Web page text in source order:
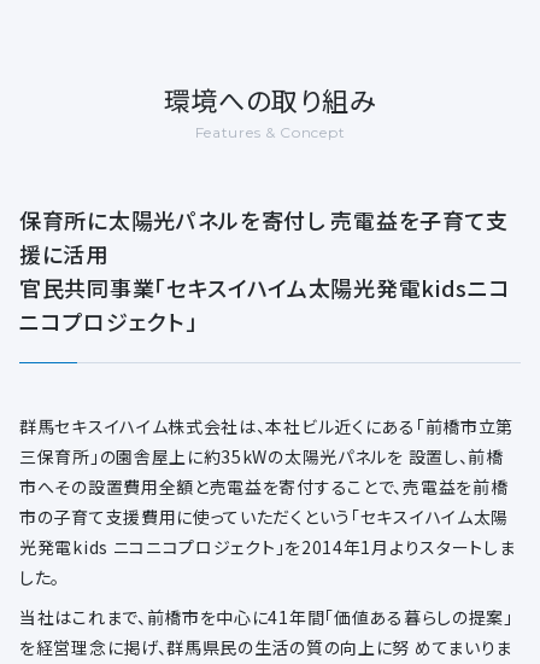
環境への取り組み
Features & Concept
保育所に太陽光パネルを寄付し 売電益を子育て支
援に活用
官民共同事業「セキスイハイム太陽光発電kidsニコ
ニコプロジェクト」
群馬セキスイハイム株式会社は、本社ビル近くにある「前橋市立第
三保育所」の園舎屋上に約35kWの太陽光パネルを 設置し、前橋
市へその設置費用全額と売電益を寄付することで、売電益を前橋
市の子育て支援費用に使っていただくという「セキスイハイム太陽
光発電kids ニコニコプロジェクト」を2014年1月よりスタートしま
した。
当社はこれまで、前橋市を中心に41年間「価値ある暮らしの提案」
を経営理念に掲げ、群馬県民の生活の質の向上に努 めてまいりま